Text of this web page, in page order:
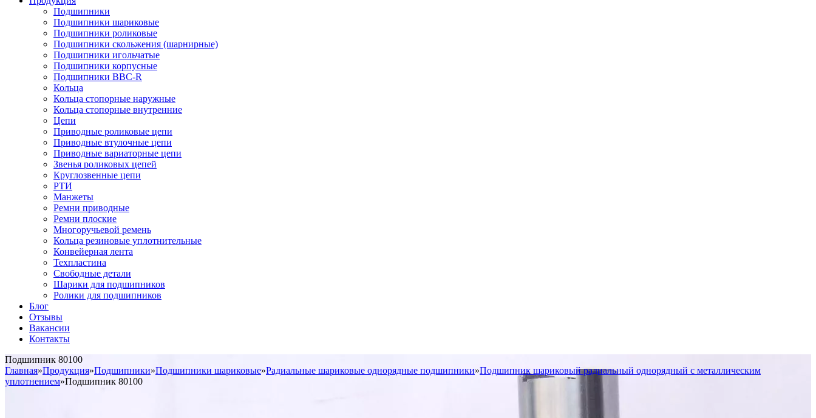
Подшипники
Подшипники шариковые
Подшипники роликовые
Подшипники скольжения (шарнирные)
Подшипники игольчатые
Подшипники корпусные
Подшипники BBC-R
Кольца
Кольца стопорные наружные
Кольца стопорные внутренние
Цепи
Приводные роликовые цепи
Приводные втулочные цепи
Приводные вариаторные цепи
Звенья роликовых цепей
Круглозвенные цепи
РТИ
Манжеты
Ремни приводные
Ремни плоские
Многоручьевой ремень
Кольца резиновые уплотнительные
Конвейерная лента
Техпластина
Свободные детали
Шарики для подшипников
Ролики для подшипников
Блог
Отзывы
Вакансии
Контакты
Подшипник 80100
Главная»Продукция»Подшипники»Подшипники шариковые»Радиальные шариковые однорядные подшипники»Подшипник шариковый радиальный однорядный с металлическим
уплотнением»Подшипник 80100